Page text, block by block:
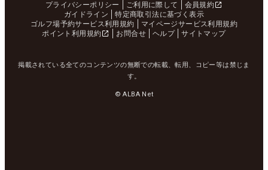
プライバシーポリシー
ご利用に際して
会員規約
ガイドライン
特定商取引法に基づく表示
ゴルフ場予約サービス利用規約
マイページサービス利用規約
ポイント利用規約
お問合せ ヘルプ サイトマップ
掲載されている全てのコンテンツの無断での転載、転用、コピー等は禁じま
す。
© ALBA Net